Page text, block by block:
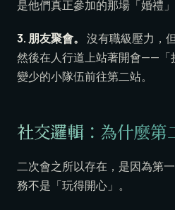
是他們真正參加的那場「婚禮」
3. 朋友聚會。 沒有職級壓力，
然後在人行道上站著開會——
變少的小隊伍前往第二站。
社交邏輯：為什麼第
二次會之所以存在，是因為第
務不是「玩得開心」。